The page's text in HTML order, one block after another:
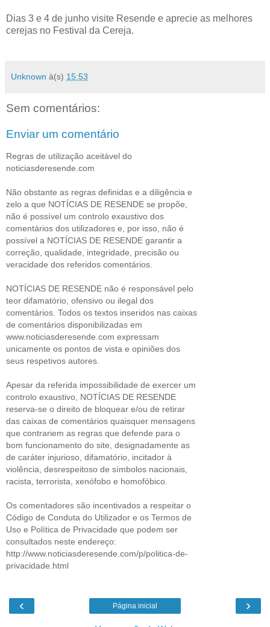
Dias 3 e 4 de junho visite Resende e aprecie as melhores
cerejas no Festival da Cereja.
Unknown à(s) 15:53
Sem comentários:
Enviar um comentário
Regras de utilização aceitável do
noticiasderesende.com
Não obstante as regras definidas e a diligência e
zelo a que NOTÍCIAS DE RESENDE se propõe,
não é possível um controlo exaustivo dos
comentários dos utilizadores e, por isso, não é
possível a NOTÍCIAS DE RESENDE garantir a
correção, qualidade, integridade, precisão ou
veracidade dos referidos comentários.
NOTÍCIAS DE RESENDE não é responsável pelo
teor difamatório, ofensivo ou ilegal dos
comentários. Todos os textos inseridos nas caixas
de comentários disponibilizadas em
www.noticiasderesende.com expressam
unicamente os pontos de vista e opiniões dos
seus respetivos autores.
Apesar da referida impossibilidade de exercer um
controlo exaustivo, NOTÍCIAS DE RESENDE
reserva-se o direito de bloquear e/ou de retirar
das caixas de comentários quaisquer mensagens
que contrariem as regras que defende para o
bom funcionamento do site, designadamente as
de caráter injurioso, difamatório, incitador à
violência, desrespeitoso de símbolos nacionais,
racista, terrorista, xenófobo e homofóbico.
Os comentadores são incentivados a respeitar o
Código de Conduta do Utilizador e os Termos de
Uso e Política de Privacidade que podem ser
consultados neste endereço:
http://www.noticiasderesende.com/p/politica-de-
privacidade.html
‹ ›
Página inicial